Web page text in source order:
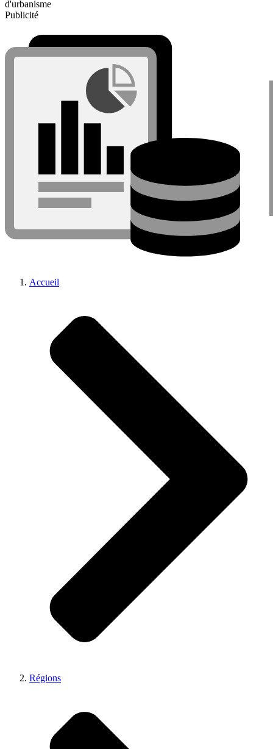
d'urbanisme
Publicité
Accueil
Régions